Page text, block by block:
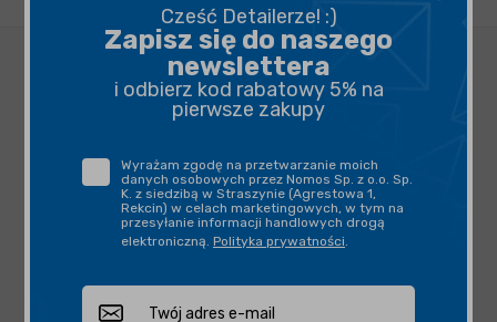
Cześć Detailerze! :)
Zapisz się do naszego
newslettera
i odbierz kod rabatowy 5% na
pierwsze zakupy
Wyrażam zgodę na przetwarzanie moich
danych osobowych przez Nomos Sp. z o.o. Sp.
K. z siedzibą w Straszynie (Agrestowa 1,
Rekcin) w celach marketingowych, w tym na
przesyłanie informacji handlowych drogą
elektroniczną. Polityka prywatności.